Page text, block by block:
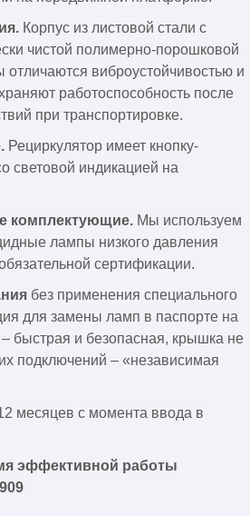
Корпус из листовой стали с
чистой полимерно-порошковой
отличаются виброустойчивостью и
работоспособность после
при транспортировке.
Рециркулятор имеет кнопку-
индикацией на
комплектующие. Мы используем
лампы низкого давления
сертификации.
без применения специального
для замены ламп в паспорте на
быстрая и безопасная, крышка не
подключений – «независимая
месяцев с момента ввода в
эффективной работы